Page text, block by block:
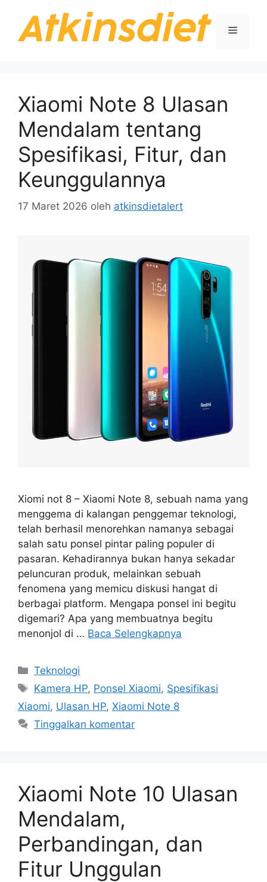
Menu
Xiaomi Note 8 Ulasan
Mendalam tentang
Spesifikasi, Fitur, dan
Keunggulannya
17 Maret 2026 oleh atkinsdietalert
Xiomi not 8 – Xiaomi Note 8, sebuah nama yang
menggema di kalangan penggemar teknologi,
telah berhasil menorehkan namanya sebagai
salah satu ponsel pintar paling populer di
pasaran. Kehadirannya bukan hanya sekadar
peluncuran produk, melainkan sebuah
fenomena yang memicu diskusi hangat di
berbagai platform. Mengapa ponsel ini begitu
digemari? Apa yang membuatnya begitu
menonjol di … Baca Selengkapnya
Kategori
Teknologi
Tag
Kamera HP, Ponsel Xiaomi, Spesifikasi
Xiaomi, Ulasan HP, Xiaomi Note 8
Tinggalkan komentar
Xiaomi Note 10 Ulasan
Mendalam,
Perbandingan, dan
Fitur Unggulan